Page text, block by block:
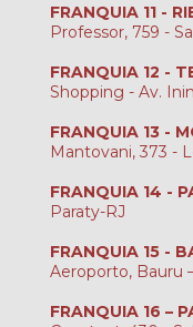
FRANQUIA 11 -
Professor, 759 -
FRANQUIA 12 -
Shopping - Av.
FRANQUIA 13 -
Mantovani, 373 -
FRANQUIA 14 -
Paraty-RJ
FRANQUIA 15 -
Aeroporto, Bauru
FRANQUIA 16 –